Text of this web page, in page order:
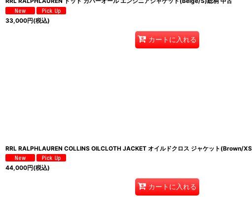
33,000円(税込)
カートに入れる
RRL RALPHLAUREN COLLINS OILCLOTH JACKET オイルドクロス ジャケット(Brown/
44,000円(税込)
カートに入れる